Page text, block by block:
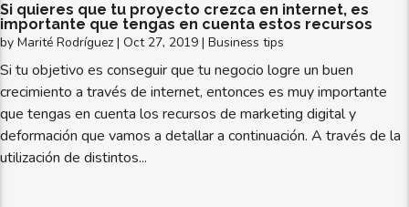
Si quieres que tu proyecto crezca en internet, es
importante que tengas en cuenta estos recursos
by Marité Rodríguez | Oct 27, 2019 | Business tips
Si tu objetivo es conseguir que tu negocio logre un buen
crecimiento a través de internet, entonces es muy importante
que tengas en cuenta los recursos de marketing digital y
deformación que vamos a detallar a continuación. A través de la
utilización de distintos...